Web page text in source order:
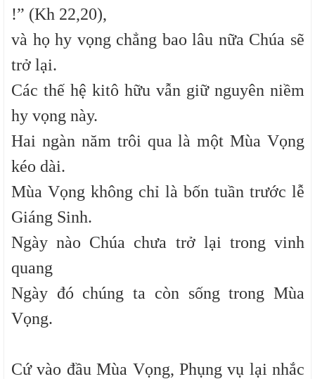
!” (Kh 22,20),
và họ hy vọng chẳng bao lâu nữa Chúa sẽ
trở lại.
Các thế hệ kitô hữu vẫn giữ nguyên niềm
hy vọng này.
Hai ngàn năm trôi qua là một Mùa Vọng
kéo dài.
Mùa Vọng không chỉ là bốn tuần trước lễ
Giáng Sinh.
Ngày nào Chúa chưa trở lại trong vinh
quang
Ngày đó chúng ta còn sống trong Mùa
Vọng.
Cứ vào đầu Mùa Vọng, Phụng vụ lại nhắc